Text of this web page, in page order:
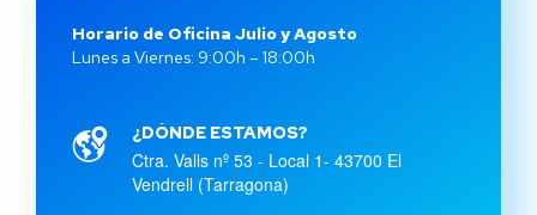
Horario de Oficina Julio y Agosto
Lunes a Viernes: 9:00h – 18:00h
¿DÓNDE ESTAMOS?
Ctra. Valls nº 53 - Local 1- 43700 El
Vendrell (Tarragona)